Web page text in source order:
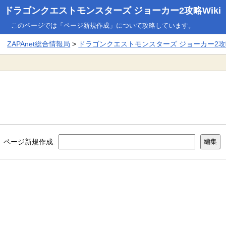
ドラゴンクエストモンスターズ ジョーカー2攻略Wiki
このページでは「ページ新規作成」について攻略しています。
ZAPAnet総合情報局 > ドラゴンクエストモンスターズ ジョーカー2
ページ新規作成: